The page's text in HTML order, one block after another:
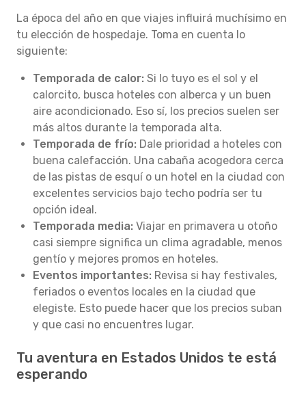
La época del año en que viajes influirá muchísimo en
tu elección de hospedaje. Toma en cuenta lo
siguiente:
Temporada de calor: Si lo tuyo es el sol y el
calorcito, busca hoteles con alberca y un buen
aire acondicionado. Eso sí, los precios suelen ser
más altos durante la temporada alta.
Temporada de frío: Dale prioridad a hoteles con
buena calefacción. Una cabaña acogedora cerca
de las pistas de esquí o un hotel en la ciudad con
excelentes servicios bajo techo podría ser tu
opción ideal.
Temporada media: Viajar en primavera u otoño
casi siempre significa un clima agradable, menos
gentío y mejores promos en hoteles.
Eventos importantes: Revisa si hay festivales,
feriados o eventos locales en la ciudad que
elegiste. Esto puede hacer que los precios suban
y que casi no encuentres lugar.
Tu aventura en Estados Unidos te está
esperando